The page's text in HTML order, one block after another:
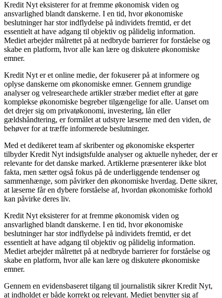
Kredit Nyt eksisterer for at fremme økonomisk viden og
ansvarlighed blandt danskerne. I en tid, hvor økonomiske
beslutninger har stor indflydelse på individets fremtid, er det
essentielt at have adgang til objektiv og pålidelig information.
Mediet arbejder målrettet på at nedbryde barrierer for forståelse og
skabe en platform, hvor alle kan lære og diskutere økonomiske
emner.
Kredit Nyt er et online medie, der fokuserer på at informere og
oplyse danskerne om økonomiske emner. Gennem grundige
analyser og velresearchede artikler stræber mediet efter at gøre
komplekse økonomiske begreber tilgængelige for alle. Uanset om
det drejer sig om privatøkonomi, investering, lån eller
gældshåndtering, er formålet at udstyre læserne med den viden, de
behøver for at træffe informerede beslutninger.
Med et dedikeret team af skribenter og økonomiske eksperter
tilbyder Kredit Nyt indsigtsfulde analyser og aktuelle nyheder, der er
relevante for det danske marked. Artiklerne præsenterer ikke blot
fakta, men sætter også fokus på de underliggende tendenser og
sammenhænge, som påvirker den økonomiske hverdag. Dette sikrer,
at læserne får en dybere forståelse af, hvordan økonomiske forhold
kan påvirke deres liv.
Kredit Nyt eksisterer for at fremme økonomisk viden og
ansvarlighed blandt danskerne. I en tid, hvor økonomiske
beslutninger har stor indflydelse på individets fremtid, er det
essentielt at have adgang til objektiv og pålidelig information.
Mediet arbejder målrettet på at nedbryde barrierer for forståelse og
skabe en platform, hvor alle kan lære og diskutere økonomiske
emner.
Gennem en evidensbaseret tilgang til journalistik sikrer Kredit Nyt,
at indholdet er både korrekt og relevant. Mediet benytter sig af